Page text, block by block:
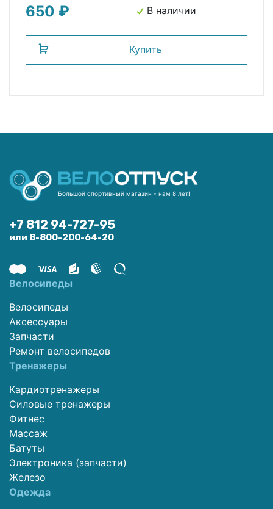
650 ₽ В наличии
Купить
Большой спортивный магазин - нам 8 лет!
+7 812 94-727-95
или 8-800-200-64-20
Велосипеды
Велосипеды
Аксессуары
Запчасти
Ремонт велосипедов
Тренажеры
Кардиотренажеры
Силовые тренажеры
Фитнес
Массаж
Батуты
Электроника (запчасти)
Железо
Одежда